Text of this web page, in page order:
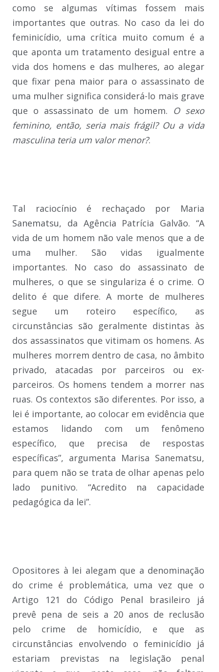
como se algumas vítimas fossem mais
importantes que outras. No caso da lei do
feminicídio, uma crítica muito comum é a
que aponta um tratamento desigual entre a
vida dos homens e das mulheres, ao alegar
que fixar pena maior para o assassinato de
uma mulher significa considerá-lo mais grave
que o assassinato de um homem. O sexo
feminino, então, seria mais frágil? Ou a vida
masculina teria um valor menor?.
Tal raciocínio é rechaçado por Maria
Sanematsu, da Agência Patrícia Galvão. “A
vida de um homem não vale menos que a de
uma mulher. São vidas igualmente
importantes. No caso do assassinato de
mulheres, o que se singulariza é o crime. O
delito é que difere. A morte de mulheres
segue um roteiro específico, as
circunstâncias são geralmente distintas às
dos assassinatos que vitimam os homens. As
mulheres morrem dentro de casa, no âmbito
privado, atacadas por parceiros ou ex-
parceiros. Os homens tendem a morrer nas
ruas. Os contextos são diferentes. Por isso, a
lei é importante, ao colocar em evidência que
estamos lidando com um fenômeno
específico, que precisa de respostas
específicas”, argumenta Marisa Sanematsu,
para quem não se trata de olhar apenas pelo
lado punitivo. “Acredito na capacidade
pedagógica da lei”.
Opositores à lei alegam que a denominação
do crime é problemática, uma vez que o
Artigo 121 do Código Penal brasileiro já
prevê pena de seis a 20 anos de reclusão
pelo crime de homicídio, e que as
circunstâncias envolvendo o feminicídio já
estariam previstas na legislação penal